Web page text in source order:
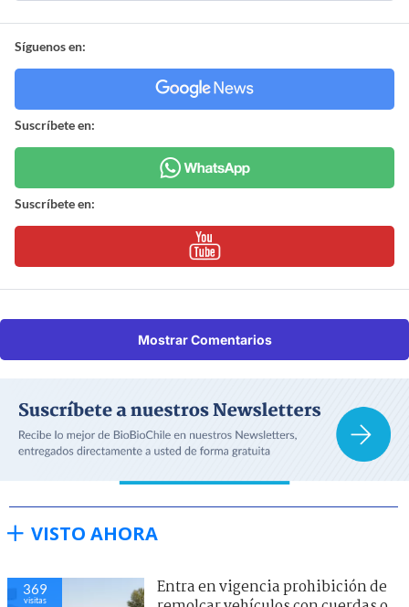
Síguenos en:
Suscríbete en:
Suscríbete en:
Mostrar Comentarios
VISTO AHORA
369
visitas
Entra en vigencia prohibición de